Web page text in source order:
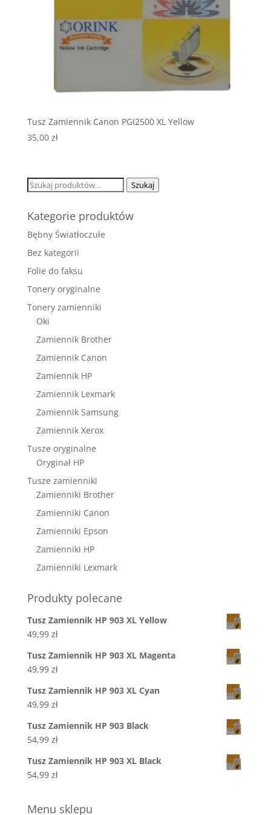
Tusz Zamiennik Canon PGI2500 XL Yellow
35,00 zł
Szukaj: Szukaj
Kategorie produktów
Bębny Światłoczułe
Bez kategorii
Folie do faksu
Tonery oryginalne
Tonery zamienniki
Oki
Zamiennik Brother
Zamiennik Canon
Zamiennik HP
Zamiennik Lexmark
Zamiennik Samsung
Zamiennik Xerox
Tusze oryginalne
Oryginał HP
Tusze zamienniki
Zamienniki Brother
Zamienniki Canon
Zamienniki Epson
Zamienniki HP
Zamienniki Lexmark
Produkty polecane
Tusz Zamiennik HP 903 XL Yellow
49,99 zł
Tusz Zamiennik HP 903 XL Magenta
49,99 zł
Tusz Zamiennik HP 903 XL Cyan
49,99 zł
Tusz Zamiennik HP 903 Black
54,99 zł
Tusz Zamiennik HP 903 XL Black
54,99 zł
Menu sklepu